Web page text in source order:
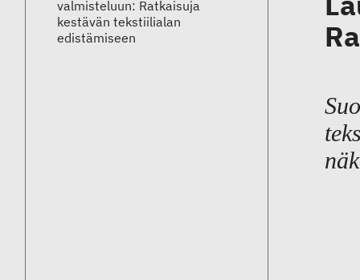
valmisteluun: Ratkaisuja
kestävän tekstiilialan
edistämiseen